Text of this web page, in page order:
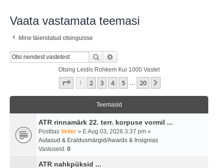
Vaata vastamata teemasi
Mine täiendatud otsinguisse
Otsi
Otsing Leidis Rohkem Kui 1000 Vastet
1 . Leht20 -st
1 2 3 4 5 … 20
Teemasid
ATR rinnamärk 22. terr. korpuse vormil ...
Postitas Veiler » E Aug 03, 2026 3:37 pm »
Autasud & Eraldusmärgid/Awards & Insignias
Vastuseid: 0
ATR nahkpüksid ...